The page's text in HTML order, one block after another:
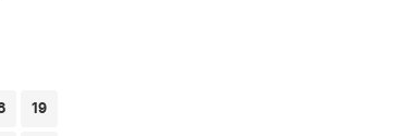
19